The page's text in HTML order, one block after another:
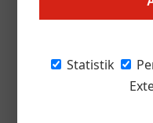
Statistik
Der Herbst ist
Branchentreffen